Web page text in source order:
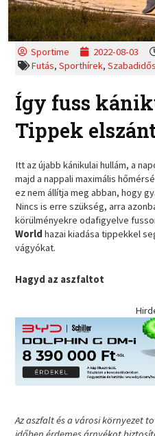
Sportime 2022-08-03
Futás,Sporthírek,
Így fuss
Tippek
Itt az újabb kánikulai hullám, a
majd a nappali maximális
ez nem állítja meg abban, hogy
Nincs is erre szükség, arra
körülményekre odafigyelve
World hazai kiadása tippekkel
vágyókat.
Hagyd az aszfaltot
Az aszfalt és a városi környezet